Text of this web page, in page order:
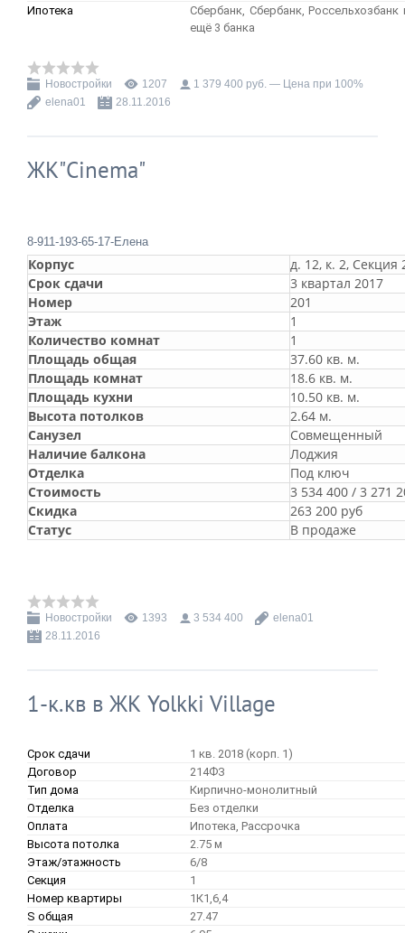
Ипотека
Сбербанк, Сбербанк, Россельхозбанк
ещё 3 банка
Новостройки 1207
1 379 400 руб. — Цена при 100%
elena01
28.11.2016
ЖК"Cinema"
8-911-193-65-17-Елена
Корпус
д. 12, к. 2, Секция
Срок сдачи
3 квартал 2017
Номер
201
Этаж
1
Количество комнат
1
Площадь общая
37.60 кв. м.
Площадь комнат
18.6 кв. м.
Площадь кухни
10.50 кв. м.
Высота потолков
2.64 м.
Санузел
Совмещенный
Наличие балкона
Лоджия
Отделка
Под ключ
Стоимость
3 534 400 / 3 271
Скидка
263 200 руб
Статус
В продаже
Новостройки 1393 3 534 400
elena01
28.11.2016
1-к.кв в ЖК Yolkki Village
Срок сдачи
1 кв. 2018 (корп. 1)
Договор
214ФЗ
Тип дома
Кирпично-монолитный
Отделка
Без отделки
Оплата
Ипотека, Рассрочка
Высота потолка
2.75 м
Этаж/этажность
6/8
Секция
1
Номер квартиры
1К1,6,4
S общая
27.47